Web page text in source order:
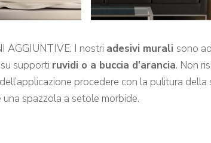
AGGIUNTIVE: I nostri adesivi murali sono
supporti ruvidi o a buccia d’arancia. Non
procedere con la pulitura
spazzola a setole morbide.